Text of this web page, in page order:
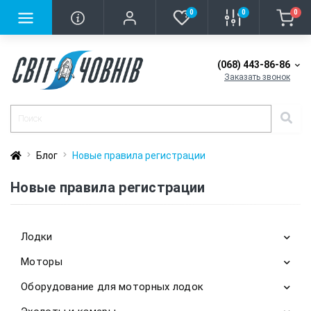
0 0 0
(068) 443-86-86
Заказать звонок
Блог Новые правила регистрации
Новые правила регистрации
Лодки
Надувные лодки
Аксессуары для надувных лодок
Моторы
Бензиновые
Оборудование для моторных лодок